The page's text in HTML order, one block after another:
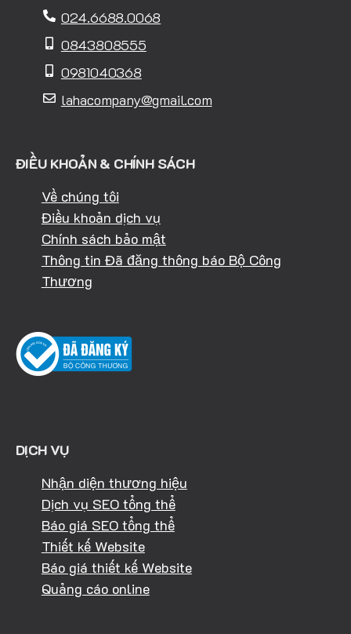
024.6688.0068
0843808555
0981040368
lahacompany@gmail.com
ĐIỀU KHOẢN & CHÍNH SÁCH
Về chúng tôi
Điều khoản dịch vụ
Chính sách bảo mật
Thông tin Đã đăng thông báo Bộ Công
Thương
DỊCH VỤ
Nhận diện thương hiệu
Dịch vụ SEO tổng thể
Báo giá SEO tổng thể
Thiết kế Website
Báo giá thiết kế Website
Quảng cáo online